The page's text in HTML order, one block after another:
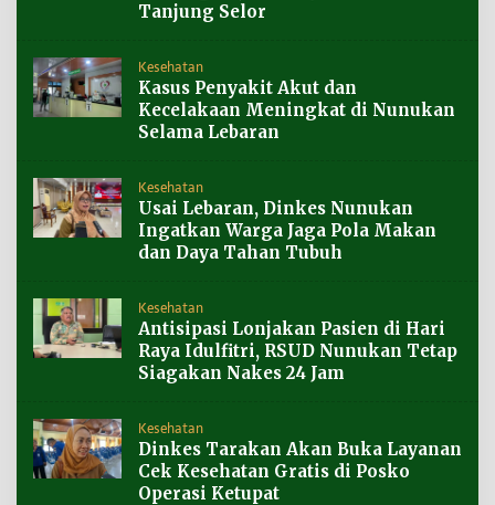
Tanjung Selor
Kesehatan
Kasus Penyakit Akut dan
Kecelakaan Meningkat di Nunukan
Selama Lebaran
Kesehatan
Usai Lebaran, Dinkes Nunukan
Ingatkan Warga Jaga Pola Makan
dan Daya Tahan Tubuh
Kesehatan
Antisipasi Lonjakan Pasien di Hari
Raya Idulfitri, RSUD Nunukan Tetap
Siagakan Nakes 24 Jam
Kesehatan
Dinkes Tarakan Akan Buka Layanan
Cek Kesehatan Gratis di Posko
Operasi Ketupat